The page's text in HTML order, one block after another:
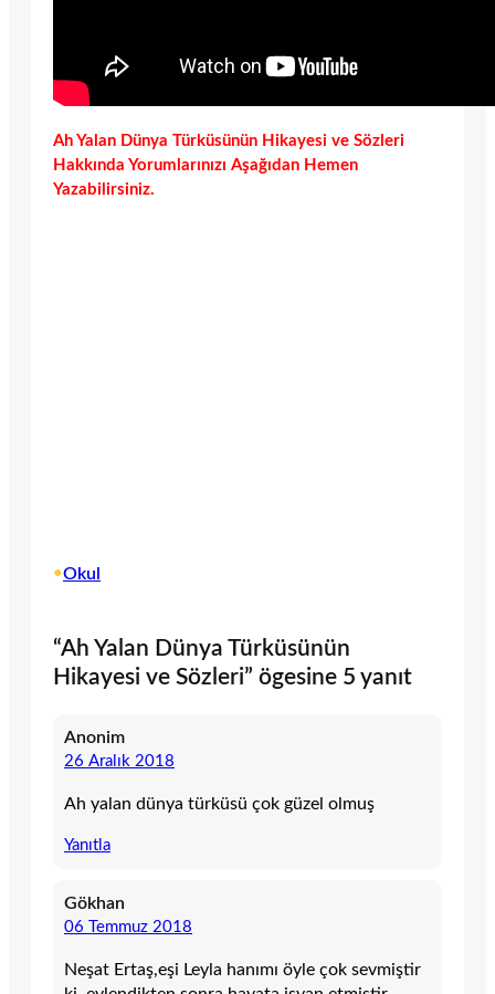
Ah Yalan Dünya Türküsünün Hikayesi ve Sözleri
Hakkında Yorumlarınızı Aşağıdan Hemen
Yazabilirsiniz.
•Okul
“Ah Yalan Dünya Türküsünün
Hikayesi ve Sözleri” ögesine 5 yanıt
Anonim
26 Aralık 2018
Ah yalan dünya türküsü çok güzel olmuş
Yanıtla
Gökhan
06 Temmuz 2018
Neşat Ertaş,eşi Leyla hanımı öyle çok sevmiştir